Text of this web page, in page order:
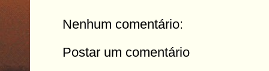
Nenhum comentário:
Postar um comentário